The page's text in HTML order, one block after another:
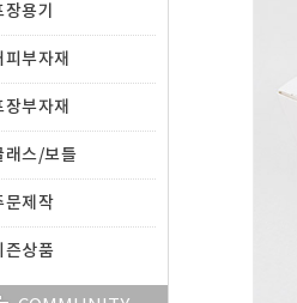
장용기
피부자재
장부자재
래스/보틀
문제작
즌상품